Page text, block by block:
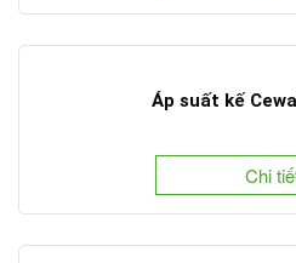
Áp suất kế
Chi